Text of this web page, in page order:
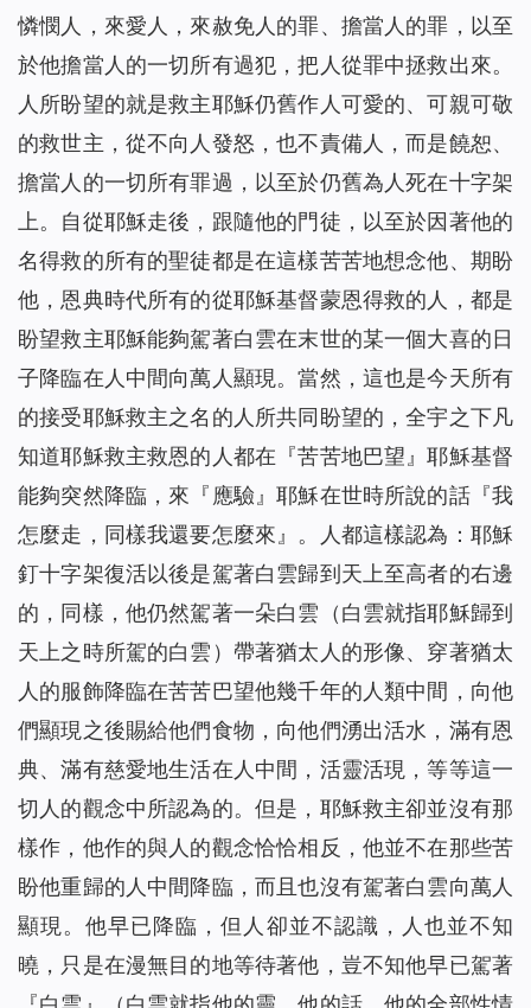
憐憫人，來愛人，來赦免人的罪、擔當人的罪，以至
於他擔當人的一切所有過犯，把人從罪中拯救出來。
人所盼望的就是救主耶穌仍舊作人可愛的、可親可敬
的救世主，從不向人發怒，也不責備人，而是饒恕、
擔當人的一切所有罪過，以至於仍舊為人死在十字架
上。自從耶穌走後，跟隨他的門徒，以至於因著他的
名得救的所有的聖徒都是在這樣苦苦地想念他、期盼
他，恩典時代所有的從耶穌基督蒙恩得救的人，都是
盼望救主耶穌能夠駕著白雲在末世的某一個大喜的日
子降臨在人中間向萬人顯現。當然，這也是今天所有
的接受耶穌救主之名的人所共同盼望的，全宇之下凡
知道耶穌救主救恩的人都在『苦苦地巴望』耶穌基督
能夠突然降臨，來『應驗』耶穌在世時所說的話『我
怎麼走，同樣我還要怎麼來』。人都這樣認為：耶穌
釘十字架復活以後是駕著白雲歸到天上至高者的右邊
的，同樣，他仍然駕著一朵白雲（白雲就指耶穌歸到
天上之時所駕的白雲）帶著猶太人的形像、穿著猶太
人的服飾降臨在苦苦巴望他幾千年的人類中間，向他
們顯現之後賜給他們食物，向他們湧出活水，滿有恩
典、滿有慈愛地生活在人中間，活靈活現，等等這一
切人的觀念中所認為的。但是，耶穌救主卻並沒有那
樣作，他作的與人的觀念恰恰相反，他並不在那些苦
盼他重歸的人中間降臨，而且也沒有駕著白雲向萬人
顯現。他早已降臨，但人卻並不認識，人也並不知
曉，只是在漫無目的地等待著他，豈不知他早已駕著